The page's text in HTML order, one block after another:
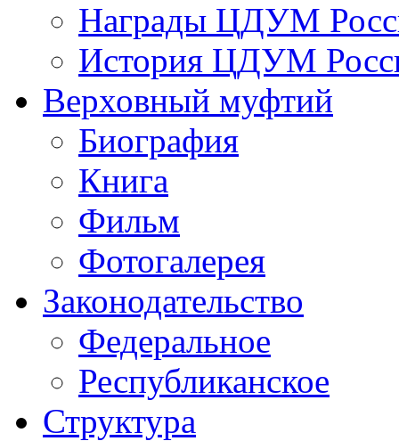
Награды ЦДУМ
История ЦДУМ
Верховный муфтий
Биография
Книга
Фильм
Фотогалерея
Законодательство
Федеральное
Республиканское
Структура